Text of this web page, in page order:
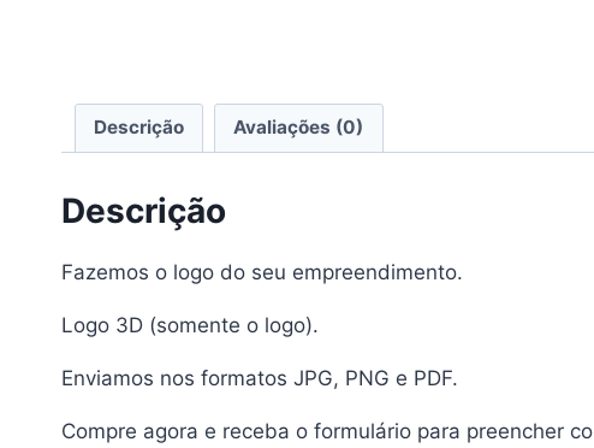
Descrição Avaliações (0)
Descrição
Fazemos o logo do seu empreendimento.
Logo 3D (somente o logo).
Enviamos nos formatos JPG, PNG e PDF.
Compre agora e receba o formulário para preencher